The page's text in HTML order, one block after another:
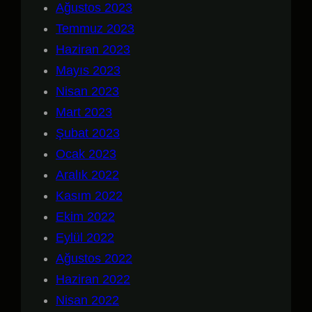
Ağustos 2023
Temmuz 2023
Haziran 2023
Mayıs 2023
Nisan 2023
Mart 2023
Şubat 2023
Ocak 2023
Aralık 2022
Kasım 2022
Ekim 2022
Eylül 2022
Ağustos 2022
Haziran 2022
Nisan 2022